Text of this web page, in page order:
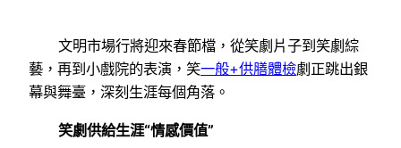
文明市場行將迎來春節檔，從笑劇片子到笑劇綜
藝，再到小戲院的表演，笑一般+供膳體檢劇正跳出銀
幕與舞臺，深刻生涯每個角落。
笑劇供給生涯“情感價值”